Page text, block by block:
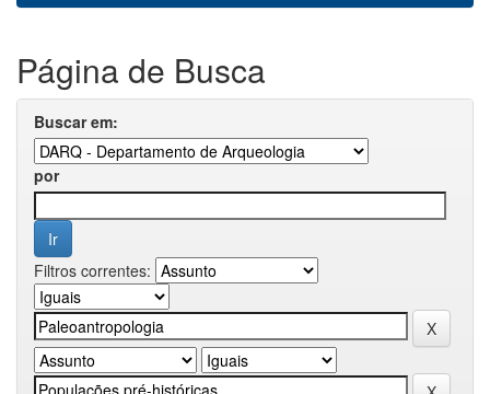
Página de Busca
Buscar em:
por
Filtros correntes: